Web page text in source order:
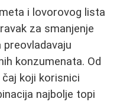
i lovorovog lista
za smanjenje
konzumenata. Od
koji korisnici
najbolje topi